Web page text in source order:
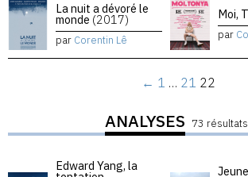
La nuit a dévoré le
monde (2017)
par Corentin Lê
Moi,
par
← 1 … 21 22
ANALYSES 73 résultats
Edward Yang, la